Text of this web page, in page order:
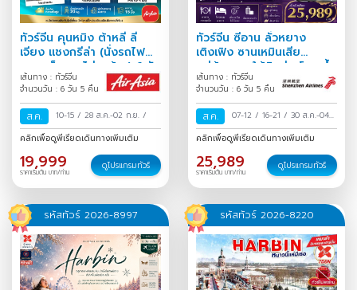
ทัวร์จีน คุนหมิง ต้าหลี่ ลี่
เจียง แชงกรีล่า (นั่งรถไฟ
ความเร็วสูง-ไม่ลงร้าน) 6 วัน
5 คืน
เส้นทาง : ทัวร์จีน
จำนวนวัน : 6 วัน 5 คืน
ส.ค. 10-15 / 28 ส.ค.-02 ก.ย. /
คลิกเพื่อดูพีเรียดเดินทางเพิ่มเติม
19,999
ราคาเริ่มต้น บาท/ท่าน
ดูโปรแกรมทัวร์
ทัวร์จีน ซีอาน ลั่วหยาง
เติงเฟิง ซานเหมินเสีย
หมู่บ้านหลุมใต้ดินส่านโจว ถ้ำ
หลงเหมิน 6วัน 5คืน
เส้นทาง : ทัวร์จีน
จำนวนวัน : 6 วัน 5 คืน
ส.ค. 07-12 / 16-21 / 30 ส.ค.-04
ก.ย./
คลิกเพื่อดูพีเรียดเดินทางเพิ่มเติม
25,989
ราคาเริ่มต้น บาท/ท่าน
ดูโปรแกรมทัวร์
รหัสทัวร์ 2026-8997 รหัสทัวร์ 2026-8220